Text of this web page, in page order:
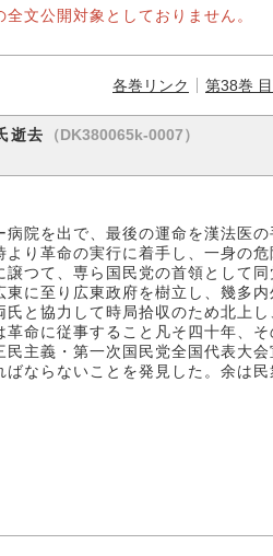
文公開対象としておりません。
各巻リンク 第38巻 目
逝去
（DK380065k-0007）
院を出で、最後の運命を漢法医
り革命の実行に着手し、一身の
つて、専ら国民党の首領として
に至り広東政府を樹立し、幾多
と協力して時局拾収のため北上
命に従事すること凡そ四十年、
主義・第一次国民党全国代表大
ならないことを発見した。余は